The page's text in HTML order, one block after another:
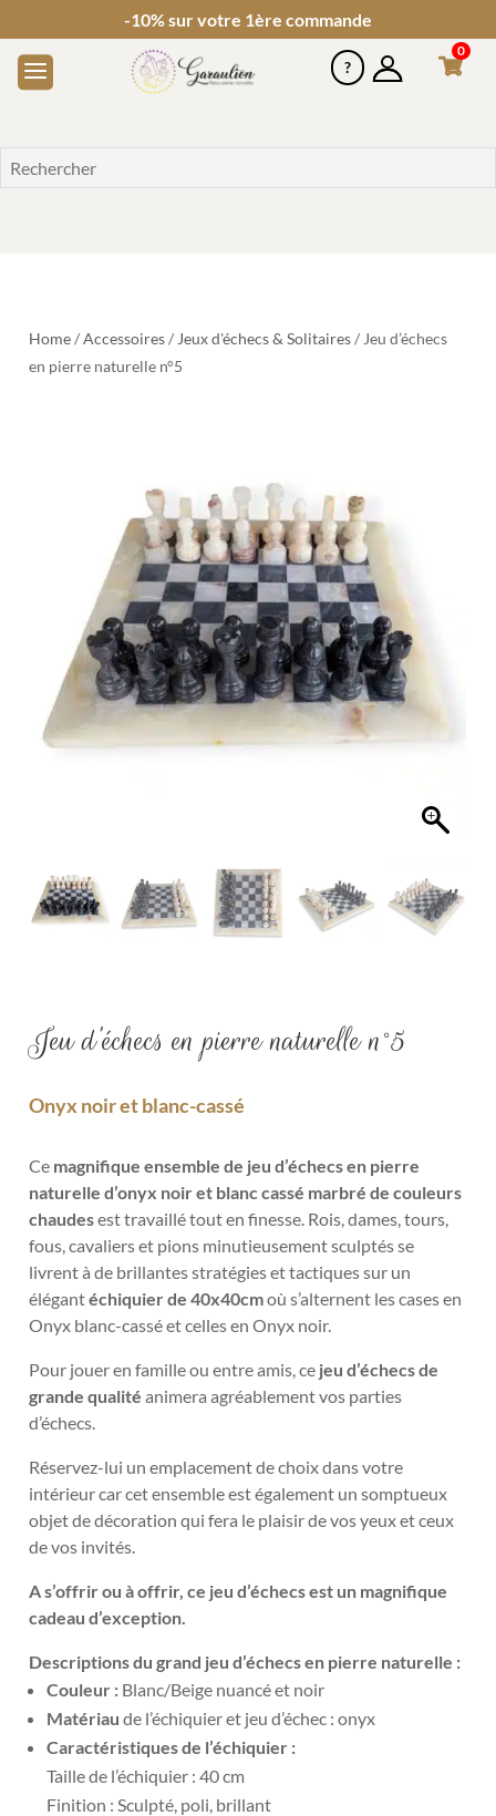
-10% sur votre 1ère commande
0
Home/Accessoires/ Jeux d'échecs & Solitaires/ Jeu d’échecs
en pierre naturelle n°5
Jeu d’échecs en pierre naturelle n°5
Onyx noir et blanc-cassé
Ce magnifique ensemble de jeu d’échecs en pierre
naturelle d’onyx noir et blanc cassé marbré de couleurs
chaudesest travaillé tout en finesse. Rois, dames, tours,
fous, cavaliers et pions minutieusement sculptés se
livrent à de brillantes stratégies et tactiques sur un
élégantéchiquier de 40x40cmoù s’alternent les cases en
Onyx blanc-cassé et celles en Onyx noir.
Pour jouer en famille ou entre amis, ce jeu d’échecs de
grande qualité animera agréablement vos parties
d’échecs.
Réservez-lui un emplacement de choix dans votre
intérieur car cet ensemble est également un somptueux
objet de décoration qui fera le plaisir de vos yeux et ceux
de vos invités.
A s’offrir ou à offrir, ce jeu d’échecs est un magnifique
cadeau d’exception.
Descriptions du grand jeu d’échecs en pierre naturelle :
Couleur : Blanc/Beige nuancé et noir
Matériau de l’échiquier et jeu d’échec : onyx
Caractéristiques de l’échiquier :
Taille de l’échiquier : 40 cm
Finition : Sculpté, poli, brillant